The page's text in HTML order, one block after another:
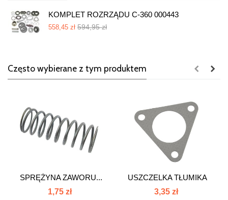
KOMPLET ROZRZĄDU C-360 000443
558,45 zł 594,95 zł
Często wybierane z tym produktem
SPRĘŻYNA ZAWORU...
1,75 zł
USZCZELKA TŁUMIKA
C385 80005094
3,35 zł